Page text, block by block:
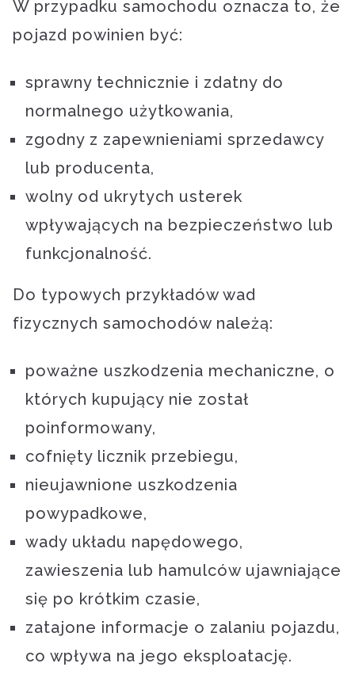
W przypadku samochodu oznacza to, że
pojazd powinien być:
sprawny technicznie i zdatny do
normalnego użytkowania,
zgodny z zapewnieniami sprzedawcy
lub producenta,
wolny od ukrytych usterek
wpływających na bezpieczeństwo lub
funkcjonalność.
Do typowych przykładów wad
fizycznych samochodów należą:
poważne uszkodzenia mechaniczne, o
których kupujący nie został
poinformowany,
cofnięty licznik przebiegu,
nieujawnione uszkodzenia
powypadkowe,
wady układu napędowego,
zawieszenia lub hamulców ujawniające
się po krótkim czasie,
zatajone informacje o zalaniu pojazdu,
co wpływa na jego eksploatację.